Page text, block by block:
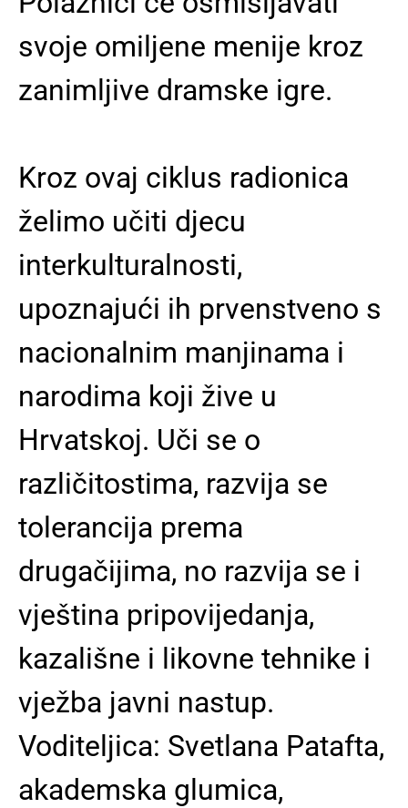
svoje omiljene menije kroz
zanimljive dramske igre.
Kroz ovaj ciklus radionica
želimo učiti djecu
interkulturalnosti,
upoznajući ih prvenstveno s
nacionalnim manjinama i
narodima koji žive u
Hrvatskoj. Uči se o
različitostima, razvija se
tolerancija prema
drugačijima, no razvija se i
vještina pripovijedanja,
kazališne i likovne tehnike i
vježba javni nastup.
Voditeljica: Svetlana Patafta,
akademska glumica,